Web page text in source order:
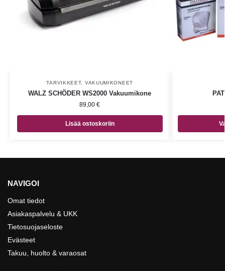
TARVIKKEET, VAKUUMIKONEET
WALZ SCHÖDER WS2000 Vakuumikone
89,00€
Lisää ostoskoriin
NAVIGOI
Omat tiedot
Asiakaspalvelu & UKK
Tietosuojaseloste
Evästeet
Takuu, huolto & varaosat